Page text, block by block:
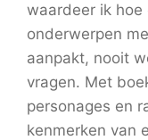
waardeer ik
onderwerpen
aanpakt, nooit
vragen. Met
personages en
kenmerken van